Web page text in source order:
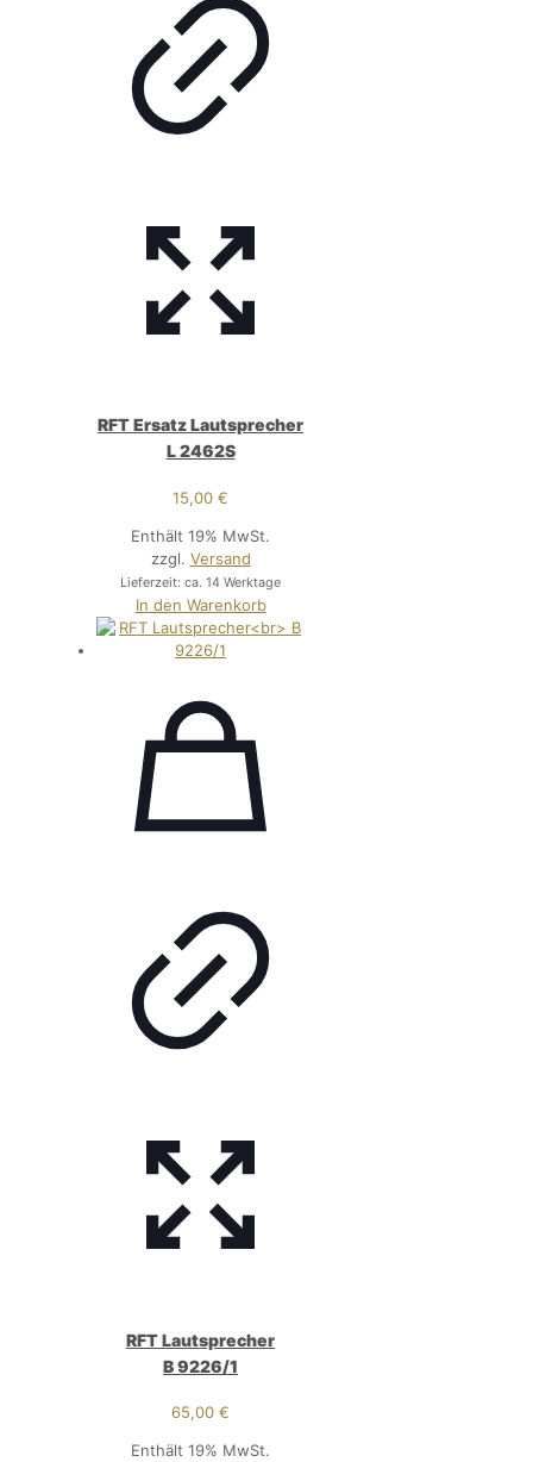
RFT Ersatz Lautsprecher
L 2462S
15,00€
Enthält 19% MwSt.
zzgl. Versand
Lieferzeit: ca. 14 Werktage
In den Warenkorb
RFT Lautsprecher
B 9226/1
65,00€
Enthält 19% MwSt.